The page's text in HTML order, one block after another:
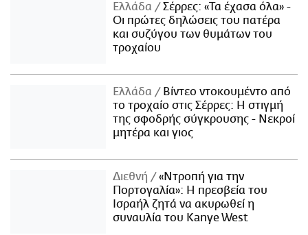
Ελλάδα
Σέρρες: «Τα έχασα όλα» -
Οι πρώτες δηλώσεις του πατέρα
και συζύγου των θυμάτων του
τροχαίου
Ελλάδα
Βίντεο ντοκουμέντο από
το τροχαίο στις Σέρρες: Η στιγμή
της σφοδρής σύγκρουσης - Νεκροί
μητέρα και γιος
Διεθνή
«Ντροπή για την
Πορτογαλία»: Η πρεσβεία του
Ισραήλ ζητά να ακυρωθεί η
συναυλία του Kanye West